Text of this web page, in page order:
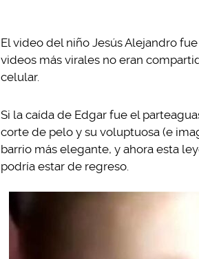
El video del niño Jesús Alejandro
videos más virales no eran
celular.
Si la caída de Edgar fue el
corte de pelo y su voluptuosa (e
barrio más elegante, y ahora esta
podría estar de regreso.